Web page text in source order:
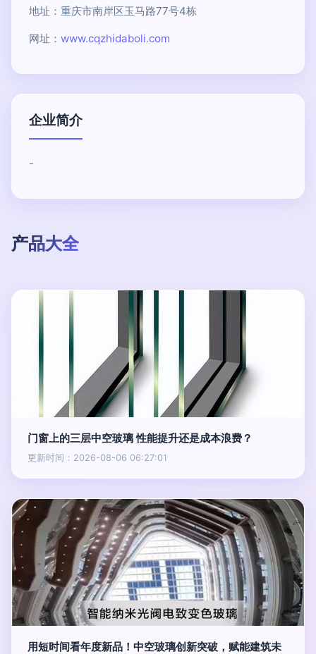
地址：重庆市南岸区玉马路77号4栋
网址： www.cqzhidaboli.com
企业简介
-
产品大全
门窗上的三层中空玻璃 性能提升还是成本浪费？
更新时间：2026-08-06 06:27:01
用短时间看年度新品！中空玻璃创新突破，赋能建筑未